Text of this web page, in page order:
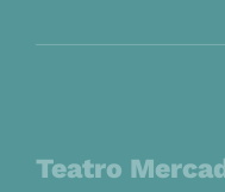
Teatro